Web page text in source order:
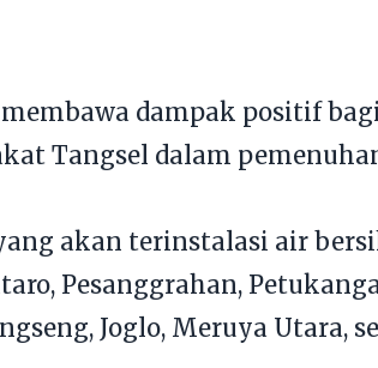
dampak positif
Tangsel dalam
akan terinstalasi air
Pesanggrahan,
Joglo, Meruya Utara,